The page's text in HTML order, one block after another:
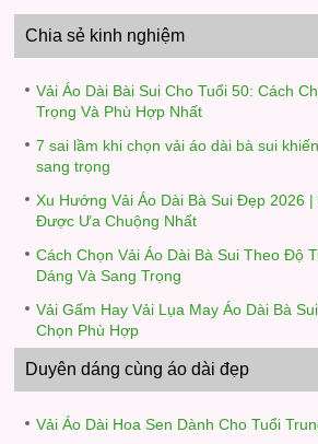
Chia sẻ kinh nghiệm
Vải Áo Dài Bài Sui Cho Tuổi 50: Cách
Trọng Và Phù Hợp Nhất
7 sai lầm khi chọn vải áo dài bà sui
sang trọng
Xu Hướng Vải Áo Dài Bà Sui Đẹp 2026 |
Được Ưa Chuộng Nhất
Cách Chọn Vải Áo Dài Bà Sui Theo Độ
Dáng Và Sang Trọng
Vải Gấm Hay Vải Lụa May Áo Dài Bà
Chọn Phù Hợp
Duyên dáng cùng áo dài đẹp
Vải Áo Dài Hoa Sen Dành Cho Tuổi